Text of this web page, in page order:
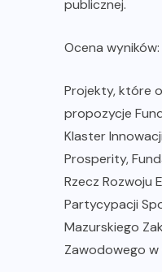
publicznej.
Ocena wyników:
Projekty, które
propozycje
Klaster
Prosperity,
Rzecz Rozwoju
Partycypacji
Mazurskiego
Zawodowego w